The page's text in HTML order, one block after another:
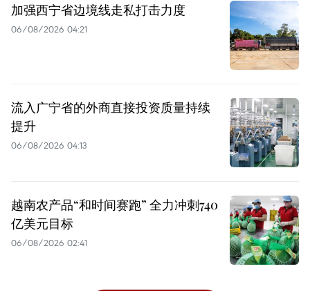
加强西宁省边境线走私打击力度
06/08/2026 04:21
流入广宁省的外商直接投资质量持续
提升
06/08/2026 04:13
越南农产品“和时间赛跑” 全力冲刺740
亿美元目标
06/08/2026 02:41